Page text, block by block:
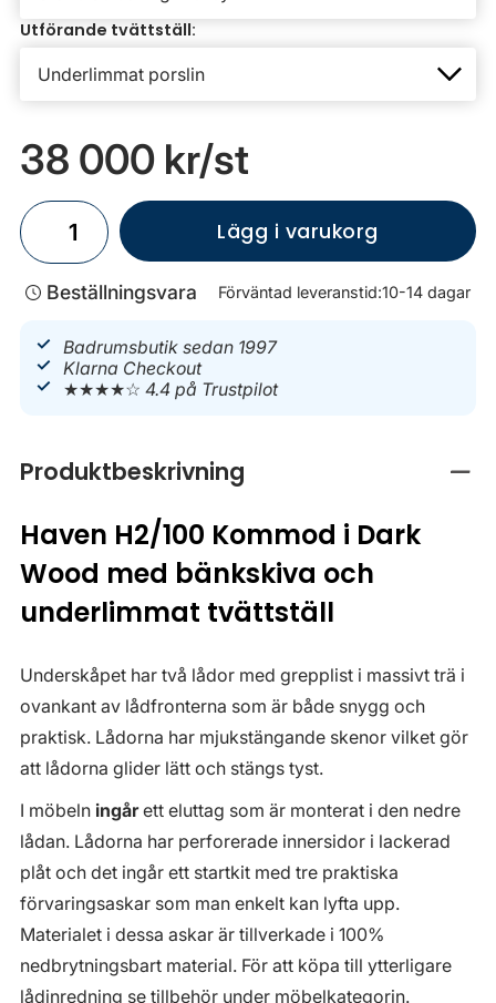
Utförande tvättställ:
38 000 kr/st
Lägg i varukorg
Beställningsvara Förväntad leveranstid:10-14 dagar
Badrumsbutik sedan 1997
Klarna Checkout
★★★★☆4.4 på Trustpilot
Produktbeskrivning
Haven H2/100 Kommod i Dark
Wood med bänkskiva och
underlimmat tvättställ
Underskåpet har två lådor med grepplist i massivt trä i
ovankant av lådfronterna som är både snygg och
praktisk. Lådorna har mjukstängande skenor vilket gör
att lådorna glider lätt och stängs tyst.
I möbeln ingårett eluttag som är monterat i den nedre
lådan. Lådorna har perforerade innersidor i lackerad
plåt och det ingår ett startkit med tre praktiska
förvaringsaskar som man enkelt kan lyfta upp.
Materialet i dessa askar är tillverkade i 100%
nedbrytningsbart material. För att köpa till ytterligare
lådinredning se tillbehör under möbelkategorin.